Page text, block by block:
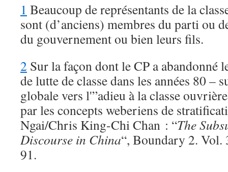
1 Beaucoup de représentants de la
sont (d’anciens) membres du parti ou
du gouvernement ou bien leurs fils.
2 Sur la façon dont le CP a abandonné
de lutte de classe dans les années 80 –
globale vers l'”adieu à la classe
par les concepts weberiens de
Ngai/Chris King-Chi Chan : “The
Discourse in China“, Boundary 2.
91.